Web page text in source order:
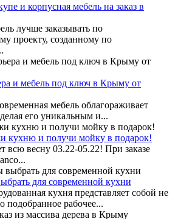
и корпусная мебель на заказ в
лучше заказывать по
проекту, созданному по
и мебель под ключ в Крыму от
мебель облагораживает
его уникальным и...
кухню и получи мойку в подарок!
всю весну 03.22-05.22! При заказе
для современной кухни
кухня представляет собой не
подобранное рабочее...